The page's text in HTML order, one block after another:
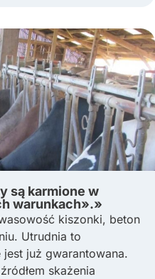
są karmione w
warunkach».»
kiszonki, beton
Utrudnia to
już gwarantowana.
skażenia